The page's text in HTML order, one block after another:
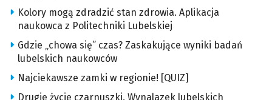
Kolory mogą zdradzić stan zdrowia. Aplikacja
naukowca z Politechniki Lubelskiej
Gdzie „chowa się” czas? Zaskakujące wyniki badań
lubelskich naukowców
Najciekawsze zamki w regionie! [QUIZ]
Drugie życie czarnuszki. Wynalazek lubelskich